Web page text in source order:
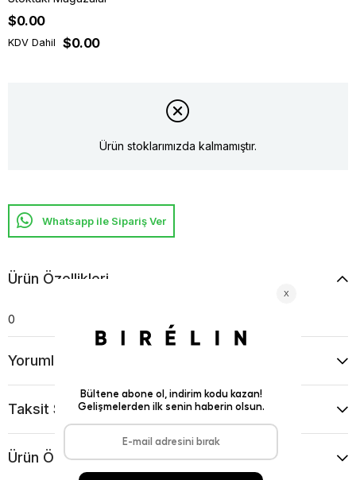
$0.00
KDV Dahil $0.00
Ürün stoklarımızda kalmamıştır.
Whatsapp ile Sipariş Ver
Ürün Özellikleri
0
Yorumlar
Taksit Seçenekleri
Ürün Önerileri